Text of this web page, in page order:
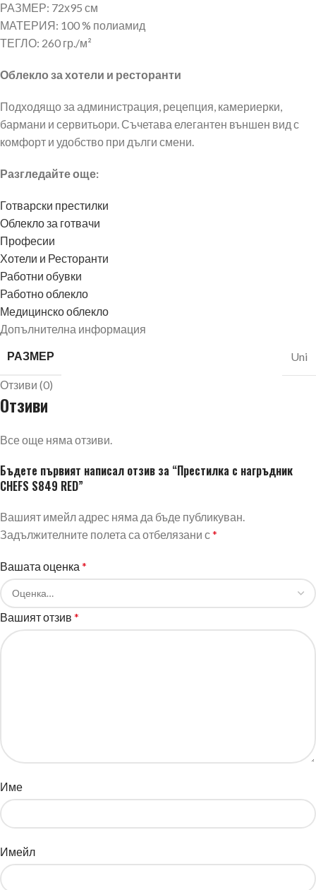
РАЗМЕР: 72х95 см
МАТЕРИЯ: 100 % полиамид
ТЕГЛО: 260 гр./м²
Облекло за хотели и ресторанти
Подходящо за администрация, рецепция, камериерки,
бармани и сервитьори. Съчетава елегантен външен вид с
комфорт и удобство при дълги смени.
Разгледайте още:
Готварски престилки
Облекло за готвачи
Професии
Хотели и Ресторанти
Работни обувки
Работно облекло
Медицинско облекло
Допълнителна информация
РАЗМЕР
Uni
Отзиви (0)
Отзиви
Все още няма отзиви.
Бъдете първият написал отзив за “Престилка с нагръдник
CHEFS S849 RED”
Вашият имейл адрес няма да бъде публикуван.
Задължителните полета са отбелязани с*
Вашата оценка *
Вашият отзив *
Име
Имейл